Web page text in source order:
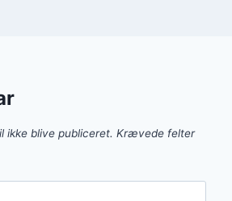
ikke blive publiceret. Krævede felter